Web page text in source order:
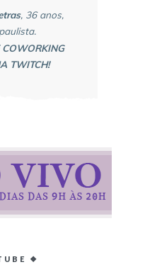
, 36 anos,
COWORKING
TWITCH!
❖